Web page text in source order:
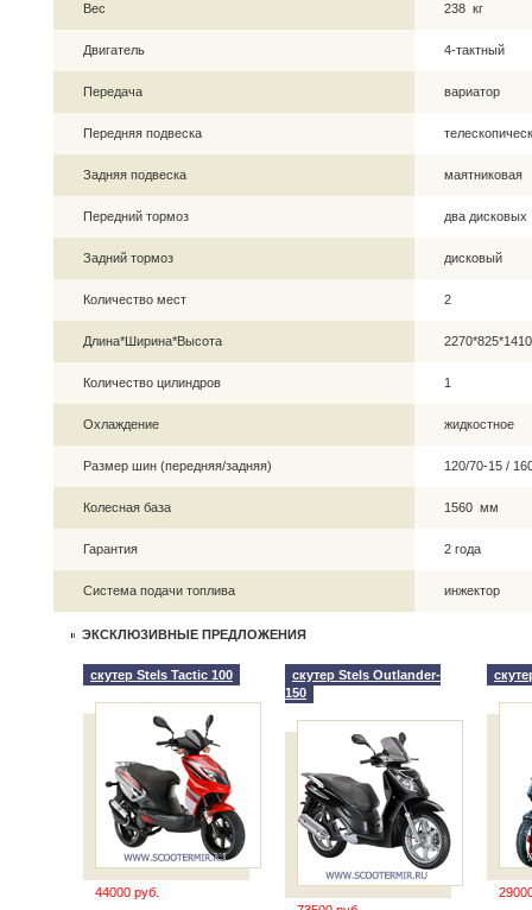
Вес 238 кг
Двигатель 4-тактный
Передача вариатор
Передняя подвеска
Задняя подвеска маятниковая
Передний тормоз два дисковых
Задний тормоз дисковый
Количество мест 2
Длина*Ширина*Высота
Количество цилиндров 1
Охлаждение жидкостное
Размер шин (передняя/задняя) 120/70-15 /
Колесная база 1560 мм
Гарантия 2 года
Система подачи топлива инжектор
ЭКСКЛЮЗИВНЫЕ ПРЕДЛОЖЕНИЯ
скутер Stels Tactic 100
44000 руб.
скутер Stels Outlander-
150